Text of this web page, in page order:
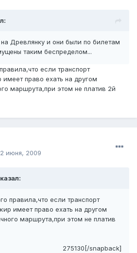
Древлянку и они были по билетам
таким беспределом...
если транспорт
право ехать на другом
маршрута,при этом не платив 2й
2 июня, 2009
правила,что если транспорт
имеет право ехать на другом
маршрута,при этом не платив
275130[/snapback]